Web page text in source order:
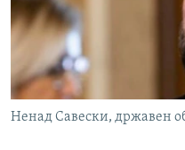
Ненад Савески, државен